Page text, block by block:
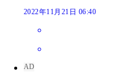
2022年11月21日 06:40